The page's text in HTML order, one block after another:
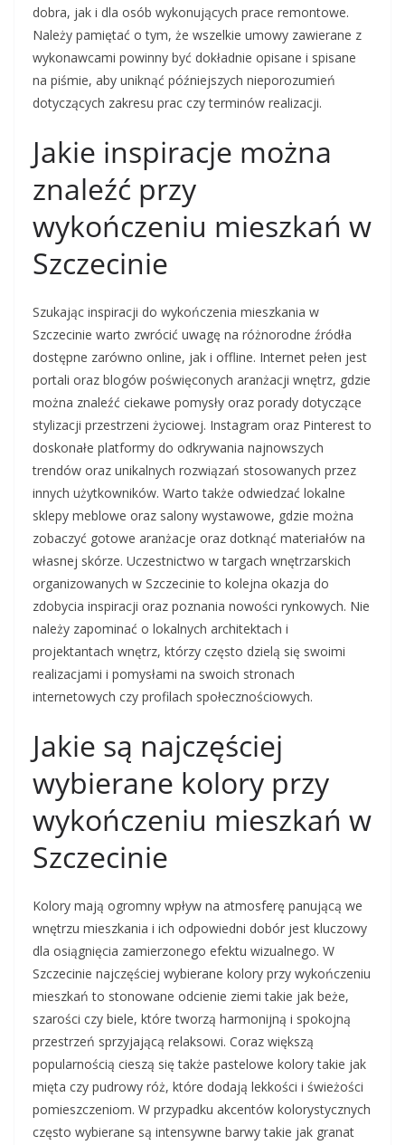
dobra, jak i dla osób wykonujących prace remontowe.
Należy pamiętać o tym, że wszelkie umowy zawierane z
wykonawcami powinny być dokładnie opisane i spisane
na piśmie, aby uniknąć późniejszych nieporozumień
dotyczących zakresu prac czy terminów realizacji.
Jakie inspiracje można
znaleźć przy
wykończeniu mieszkań w
Szczecinie
Szukając inspiracji do wykończenia mieszkania w
Szczecinie warto zwrócić uwagę na różnorodne źródła
dostępne zarówno online, jak i offline. Internet pełen jest
portali oraz blogów poświęconych aranżacji wnętrz, gdzie
można znaleźć ciekawe pomysły oraz porady dotyczące
stylizacji przestrzeni życiowej. Instagram oraz Pinterest to
doskonałe platformy do odkrywania najnowszych
trendów oraz unikalnych rozwiązań stosowanych przez
innych użytkowników. Warto także odwiedzać lokalne
sklepy meblowe oraz salony wystawowe, gdzie można
zobaczyć gotowe aranżacje oraz dotknąć materiałów na
własnej skórze. Uczestnictwo w targach wnętrzarskich
organizowanych w Szczecinie to kolejna okazja do
zdobycia inspiracji oraz poznania nowości rynkowych. Nie
należy zapominać o lokalnych architektach i
projektantach wnętrz, którzy często dzielą się swoimi
realizacjami i pomysłami na swoich stronach
internetowych czy profilach społecznościowych.
Jakie są najczęściej
wybierane kolory przy
wykończeniu mieszkań w
Szczecinie
Kolory mają ogromny wpływ na atmosferę panującą we
wnętrzu mieszkania i ich odpowiedni dobór jest kluczowy
dla osiągnięcia zamierzonego efektu wizualnego. W
Szczecinie najczęściej wybierane kolory przy wykończeniu
mieszkań to stonowane odcienie ziemi takie jak beże,
szarości czy biele, które tworzą harmonijną i spokojną
przestrzeń sprzyjającą relaksowi. Coraz większą
popularnością cieszą się także pastelowe kolory takie jak
mięta czy pudrowy róż, które dodają lekkości i świeżości
pomieszczeniom. W przypadku akcentów kolorystycznych
często wybierane są intensywne barwy takie jak granat